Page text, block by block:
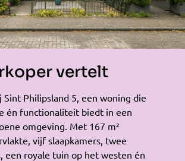
vertelt
Sint Philipsland 5, een woning die
én functionaliteit biedt in een
omgeving. Met 167 m²
vijf slaapkamers, twee
een royale tuin op het westen én